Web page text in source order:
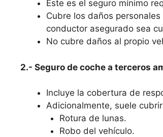
Este es el seguro mínimo
Cubre los daños
conductor asegurado sea
No cubre daños al propio
2.- Seguro de coche a terceros
Incluye la cobertura de
Adicionalmente, suele
Rotura de lunas.
Robo del vehículo.